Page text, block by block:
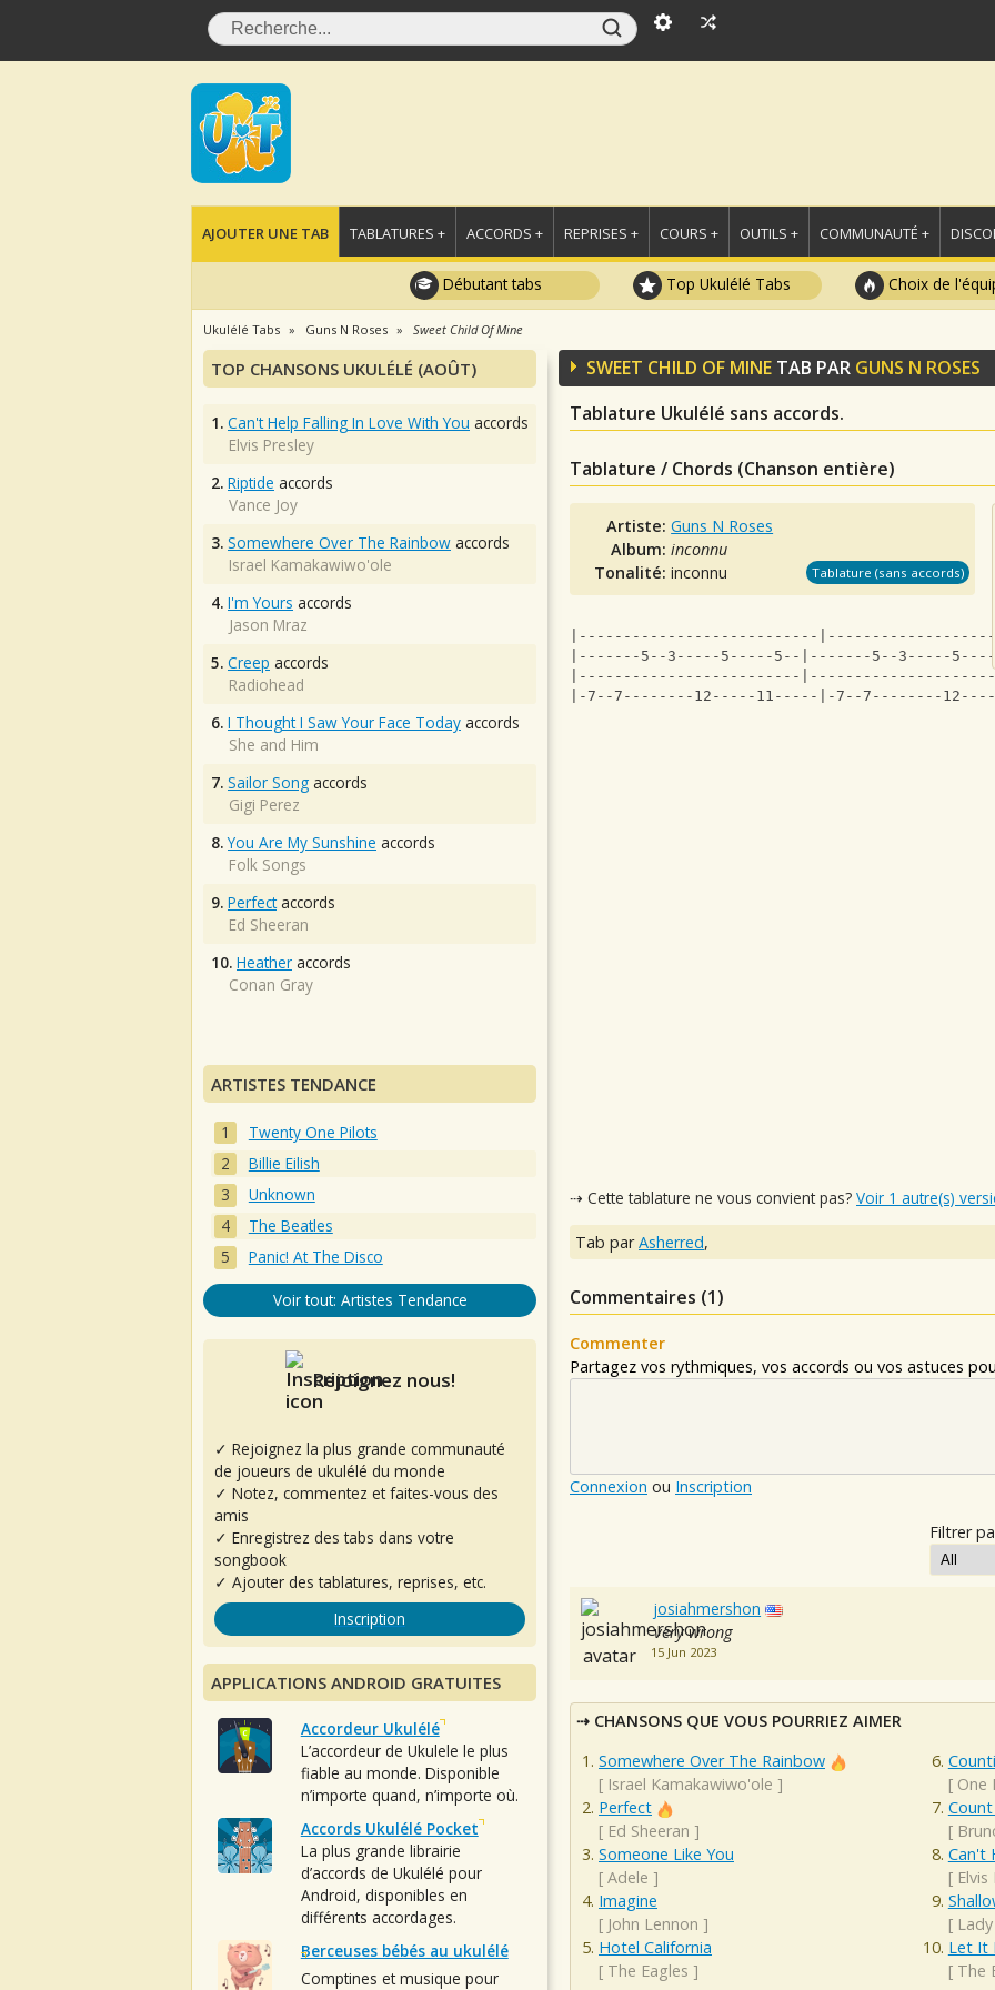
AJOUTER UNE TAB TABLATURES + ACCORDS + REPRISES + COURS + OUTILS + COMMUNAUTÉ +
Débutant tabs Top Ukulélé Tabs Choix de
Ukulélé Tabs Guns N Roses Sweet Child Of Mine
SWEET CHILD OF MINE TAB PAR GUNS N ROSES
Tablature Ukulélé sans accords.
Tablature / Chords (Chanson entière)
Artiste:Guns N Roses
Album:inconnu
Tonalité:inconnu Tablature (sans accords)
|---------------------------
|-------5--3-----5-----5--|-------5--3-----
|-------------------------
|-7--7--------12-----11-----|-7--7--------
⇢ Cette tablature ne vous convient pas? Voir 1 autre(s)
Tab parAsherred,
Commentaires (1)
Commenter
Partagez vos rythmiques, vos accords ou vos astuces
Connexion ou Inscription
Filtrer
josiahmershon
very wrong
15 Jun 2023
CHANSONS QUE VOUS POURRIEZ AIMER
Somewhere Over The Rainbow
[ Israel Kamakawiwo'ole ]
Perfect
[ Ed Sheeran ]
Someone Like You
[ Adele ]
Imagine
[ John Lennon ]
Hotel California
[ The Eagles ]
[ One
[
Can't
[ Elvis
[
Let It
[ The
TOP CHANSONS UKULÉLÉ (AOÛT)
1. Can't Help Falling In Love With You accords
Elvis Presley
2. Riptide accords
Vance Joy
3. Somewhere Over The Rainbow accords
Israel Kamakawiwo'ole
4. I'm Yours accords
Jason Mraz
5. Creep accords
Radiohead
6. I Thought I Saw Your Face Today accords
She and Him
7. Sailor Song accords
Gigi Perez
8. You Are My Sunshine accords
Folk Songs
9. Perfectaccords
Ed Sheeran
10. Heather accords
Conan Gray
ARTISTES TENDANCE
Twenty One Pilots
Billie Eilish
Unknown
The Beatles
Panic! At The Disco
Voir tout: Artistes Tendance
Rejoignez nous!
✓ Rejoignez la plus grande communauté
de joueurs de ukulélé du monde
✓ Notez, commentez et faites-vous des
amis
✓ Enregistrez des tabs dans votre
songbook
✓ Ajouter des tablatures, reprises, etc.
Inscription
APPLICATIONS ANDROID GRATUITES
Accordeur Ukulélé
L’accordeur de Ukulele le plus
fiable au monde. Disponible
n’importe quand, n’importe où.
Accords Ukulélé Pocket
La plus grande librairie
d’accords de Ukulélé pour
Android, disponibles en
différents accordages.
Berceuses bébés au ukulélé
Comptines et musique pour